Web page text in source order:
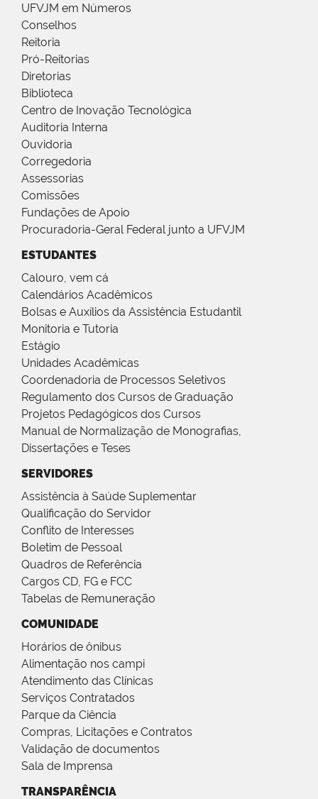
UFVJM em Números
Conselhos
Reitoria
Pró-Reitorias
Diretorias
Biblioteca
Centro de Inovação Tecnológica
Auditoria Interna
Ouvidoria
Corregedoria
Assessorias
Comissões
Fundações de Apoio
Procuradoria-Geral Federal junto a UFVJM
ESTUDANTES
Calouro, vem cá
Calendários Acadêmicos
Bolsas e Auxílios da Assistência Estudantil
Monitoria e Tutoria
Estágio
Unidades Acadêmicas
Coordenadoria de Processos Seletivos
Regulamento dos Cursos de Graduação
Projetos Pedagógicos dos Cursos
Manual de Normalização de Monografias,
Dissertações e Teses
SERVIDORES
Assistência à Saúde Suplementar
Qualificação do Servidor
Conflito de Interesses
Boletim de Pessoal
Quadros de Referência
Cargos CD, FG e FCC
Tabelas de Remuneração
COMUNIDADE
Horários de ônibus
Alimentação nos campi
Atendimento das Clínicas
Serviços Contratados
Parque da Ciência
Compras, Licitações e Contratos
Validação de documentos
Sala de Imprensa
TRANSPARÊNCIA